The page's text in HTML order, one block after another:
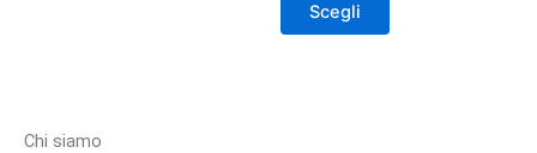
Scegli
nella
Chi siamo